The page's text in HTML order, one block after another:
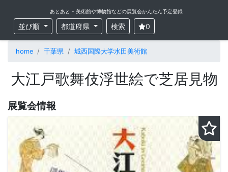
あとあと - 美術館や博物館などの展覧会かんたん予定登録
並び順 都道府県 検索 0
home 千葉県 城西国際大学水田美術館
大江戸歌舞伎浮世絵で芝居見物
展覧会情報